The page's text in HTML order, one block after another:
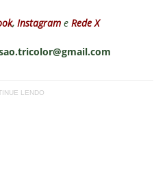
, Instagram e Rede X
LENDO